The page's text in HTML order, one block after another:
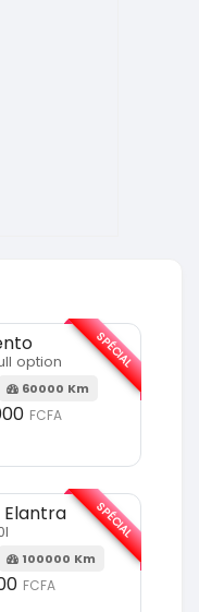
option
60000 Km
FCFA
SPÉCIAL
Elantra
100000 Km
FCFA
SPÉCIAL